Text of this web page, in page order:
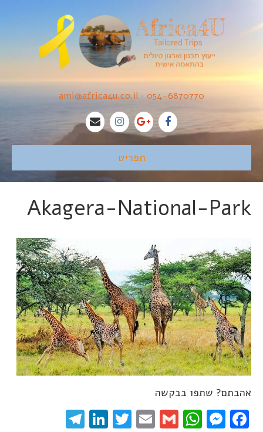
054-6870770
•
ami@africa4u.co.il
תפריט
Akagera-National-Park
אהבתם? שתפו בבקשה
Facebook
Messenger
WhatsApp
Gmail
Email
Twitter
LinkedIn